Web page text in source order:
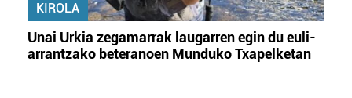
KIROLA
Unai Urkia zegamarrak laugarren egin du euli-
arrantzako beteranoen Munduko Txapelketan